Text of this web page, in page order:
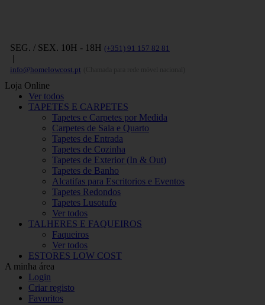
SEG. / SEX. 10H - 18H (+351) 91 157 82 81
|
info@homelowcost.pt
Loja Online
Ver todos
TAPETES E CARPETES
Tapetes e Carpetes por Medida
Carpetes de Sala e Quarto
Tapetes de Entrada
Tapetes de Cozinha
Tapetes de Exterior (In & Out)
Tapetes de Banho
Alcatifas para Escritorios e Eventos
Tapetes Redondos
Tapetes Lusotufo
Ver todos
TALHERES E FAQUEIROS
Faqueiros
Ver todos
ESTORES LOW COST
A minha área
Login
Criar registo
Favoritos